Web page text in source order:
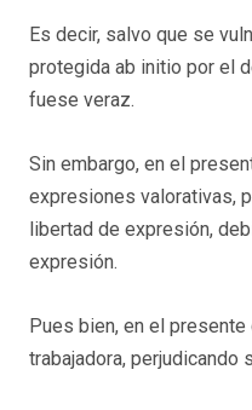
Es decir, salvo que se
protegida ab initio por el
fuese veraz.
Sin embargo, en el
expresiones valorativas,
libertad de expresión,
expresión.
Pues bien, en el presente
trabajadora, perjudicando